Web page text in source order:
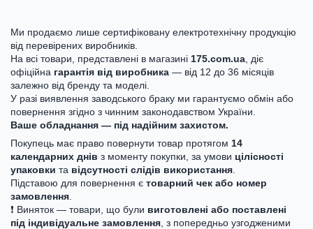
Ми продаємо лише сертифіковану електротехнічну продукцію
від перевірених виробників.
На всі товари, представлені в магазині 175.com.ua , діє
офіційна гарантія від виробника — від 12 до 36 місяців
залежно від бренду та моделі.
У разі виявлення заводського браку ми гарантуємо обмін або
повернення згідно з чинним законодавством України.
Ваше обладнання — під надійним захистом.
Покупець має право повернути товар протягом 14
календарних днів з моменту покупки, за умови цілісності
упаковки та відсутності слідів використання
Підставою для повернення є товарний чек або номер
замовлення
❗ Виняток — товари, що були виготовлені або поставлені
під індивідуальне замовлення , з попередньо узгодженими